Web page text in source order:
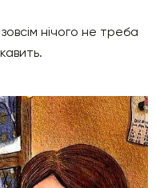
нічого не треба